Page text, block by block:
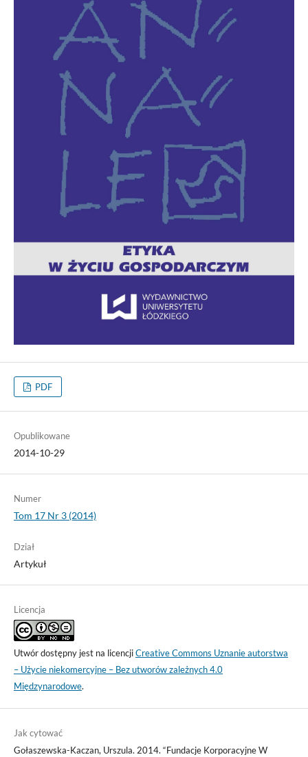
PDF
Opublikowane
2014-10-29
Numer
Tom 17 Nr 3 (2014)
Dział
Artykuł
Licencja
Utwór dostępny jest na licencjiCreative Commons Uznanie autorstwa
– Użycie niekomercyjne – Bez utworów zależnych 4.0
Międzynarodowe.
Jak cytować
Gołaszewska-Kaczan, Urszula. 2014. “Fundacje Korporacyjne W